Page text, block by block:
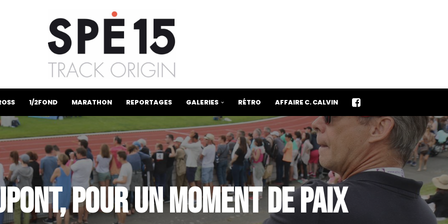
1/2FOND MARATHON REPORTAGES GALERIES RÉTRO AFFAIRE C. CALVIN
POUR UN MOMENT DE PAIX